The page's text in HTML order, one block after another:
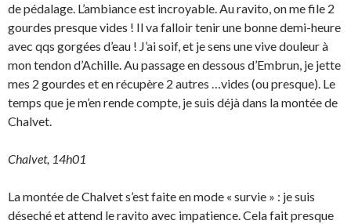
de pédalage. L’ambiance est incroyable. Au ravito, on me file 2
gourdes presque vides ! Il va falloir tenir une bonne demi-heure
avec qqs gorgées d’eau ! J’ai soif, et je sens une vive douleur à
mon tendon d’Achille. Au passage en dessous d’Embrun, je jette
mes 2 gourdes et en récupère 2 autres …vides (ou presque). Le
temps que je m’en rende compte, je suis déjà dans la montée de
Chalvet.
Chalvet, 14h01
La montée de Chalvet s’est faite en mode « survie » : je suis
déseché et attend le ravito avec impatience. Cela fait presque